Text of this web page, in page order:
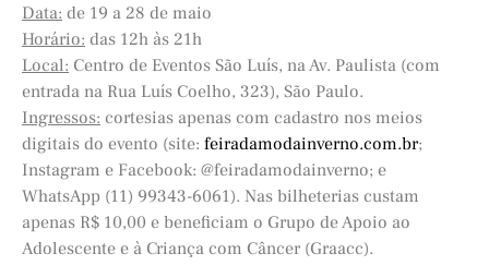
Data: de 19 a 28 de maio
Horário: das 12h às 21h
Local: Centro de Eventos São Luís, na Av. Paulista (com
entrada na Rua Luís Coelho, 323), São Paulo.
Ingressos: cortesias apenas com cadastro nos meios
digitais do evento (site: feiradamodainverno.com.br;
Instagram e Facebook: @feiradamodainverno; e
WhatsApp (11) 99343-6061). Nas bilheterias custam
apenas R$ 10,00 e beneficiam o Grupo de Apoio ao
Adolescente e à Criança com Câncer (Graacc).